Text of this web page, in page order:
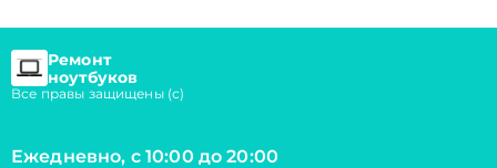
Ремонт
ноутбуков
Все правы защищены (с)
Ежедневно, с 10:00 до 20:00